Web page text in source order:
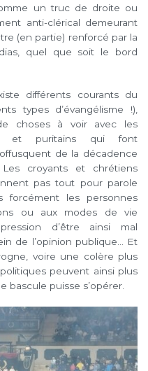
un truc de droite ou
anti-clérical demeurant
(en partie) renforcé par la
quel que soit le bord
différents courants du
types d’évangélisme !),
choses à voir avec les
et puritains qui font
de la décadence
croyants et chrétiens
pas tout pour parole
forcément les personnes
ou aux modes de vie
d’être ainsi mal
de l’opinion publique… Et
voire une colère plus
peuvent ainsi plus
bascule puisse s’opérer.